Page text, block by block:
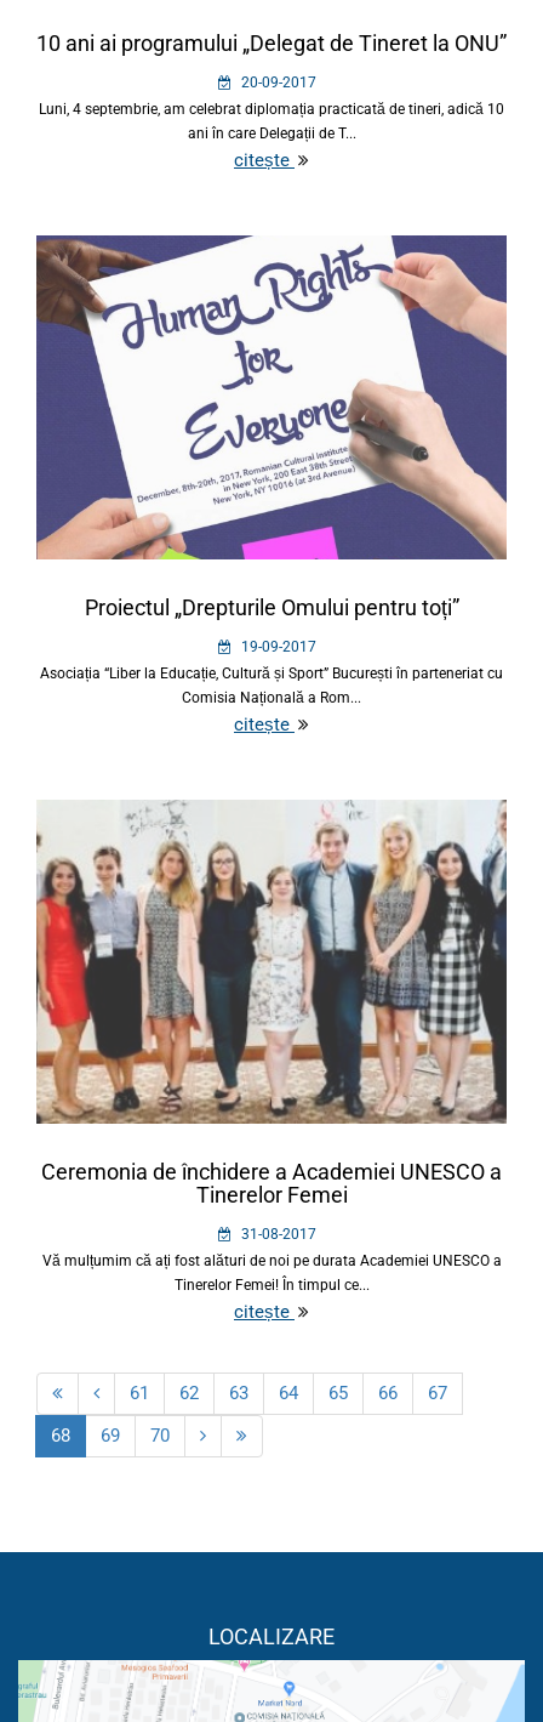
10 ani ai programului „Delegat de Tineret la ONU”
20-09-2017
Luni, 4 septembrie, am celebrat diplomația practicată de tineri, adică 10
ani în care Delegații de T...
citește
Proiectul „Drepturile Omului pentru toți”
19-09-2017
Asociația “Liber la Educație, Cultură și Sport” București în parteneriat cu
Comisia Națională a Rom...
citește
Ceremonia de închidere a Academiei UNESCO a
Tinerelor Femei
31-08-2017
Vă mulțumim că ați fost alături de noi pe durata Academiei UNESCO a
Tinerelor Femei! În timpul ce...
citește
61 62 63 64 65 66
67
68
69 70
LOCALIZARE